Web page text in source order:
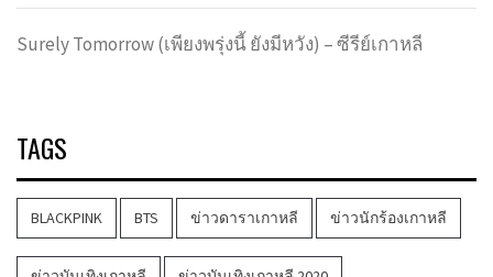
Surely Tomorrow (เพียงพรุ่งนี้ ยังมีหวัง) – ซีรีย์เกาหลี
TAGS
BLACKPINK BTS ข่าวดาราเกาหลี ข่าวนักร้องเกาหลี